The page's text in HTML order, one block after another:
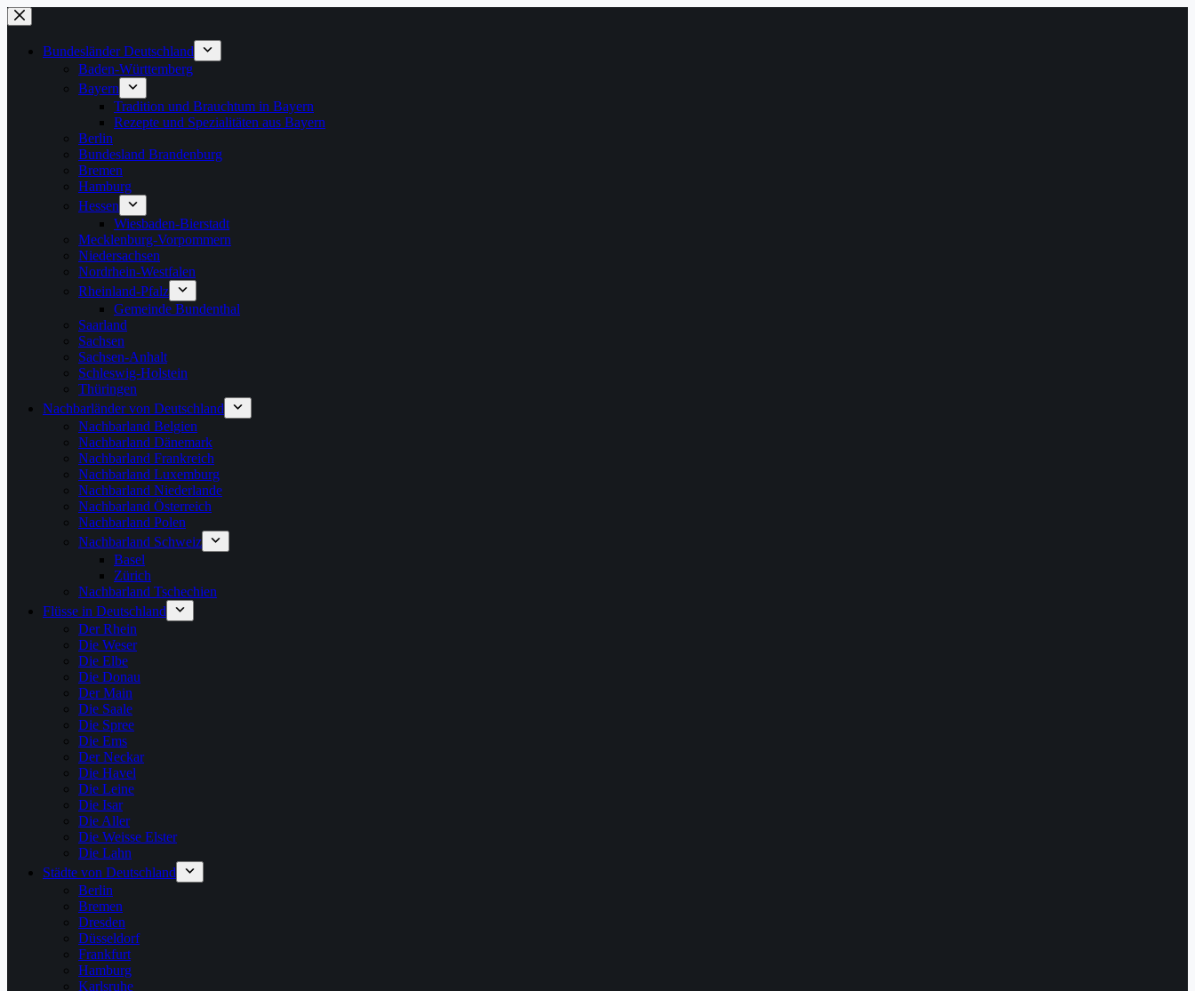
Zum
Inhalt
springenBundesländer Deutschland
Baden-Württemberg
Bayern
Tradition und Brauchtum in Bayern
Rezepte und Spezialitäten aus Bayern
Berlin
Bundesland Brandenburg
Bremen
Hamburg
Hessen
Wiesbaden-Bierstadt
Mecklenburg-Vorpommern
Niedersachsen
Nordrhein-Westfalen
Rheinland-Pfalz
Gemeinde Bundenthal
Saarland
Sachsen
Sachsen-Anhalt
Schleswig-Holstein
Thüringen
Nachbarländer von Deutschland
Nachbarland Belgien
Nachbarland Dänemark
Nachbarland Frankreich
Nachbarland Luxemburg
Nachbarland Niederlande
Nachbarland Österreich
Nachbarland Polen
Nachbarland Schweiz
Basel
Zürich
Nachbarland Tschechien
Flüsse in Deutschland
Der Rhein
Die Weser
Die Elbe
Die Donau
Der Main
Die Saale
Die Spree
Die Ems
Der Neckar
Die Havel
Die Leine
Die Isar
Die Aller
Die Weisse Elster
Die Lahn
Städte von Deutschland
Berlin
Bremen
Dresden
Düsseldorf
Frankfurt
Hamburg
Karlsruhe